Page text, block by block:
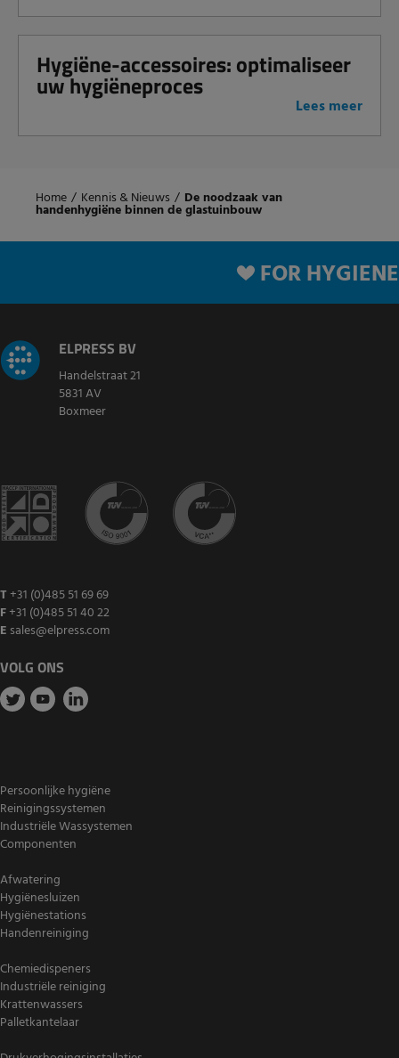
Hygiëne-accessoires: optimaliseer
uw hygiëneproces
Lees meer
Home / Kennis & Nieuws / De noodzaak van
handenhygiëne binnen de glastuinbouw
FOR HYGIENE
ELPRESS BV
Handelstraat 21
5831 AV
Boxmeer
T +31 (0)485 51 69 69
F+31 (0)485 51 40 22
E sales@elpress.com
VOLG ONS
Persoonlijke hygiëne
Reinigingssystemen
Industriële Wassystemen
Componenten
Afwatering
Hygiënesluizen
Hygiënestations
Handenreiniging
Chemiedispeners
Industriële reiniging
Krattenwassers
Palletkantelaar